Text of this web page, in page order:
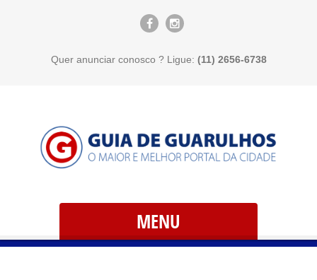
Quer anunciar conosco ? Ligue: (11) 2656-6738
MENU